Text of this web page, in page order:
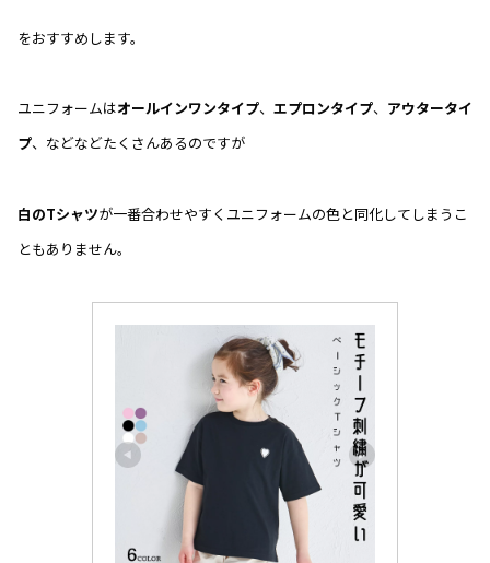
をおすすめします。
ユニフォームはオールインワンタイプ、 エプロンタイプ、 アウタータイ
プ、などなどたくさんあるのですが
白のTシャツが一番合わせやすくユニフォームの色と同化してしまうこ
ともありません。